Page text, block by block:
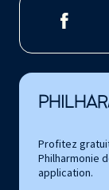
Profitez
Philharmonie
application.